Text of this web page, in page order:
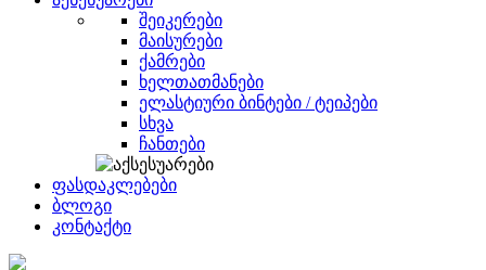
შეიკერები
მაისურები
ქამრები
ხელთათმანები
ელასტიური ბინტები / ტეიპები
სხვა
ჩანთები
ფასდაკლებები
ბლოგი
კონტაქტი